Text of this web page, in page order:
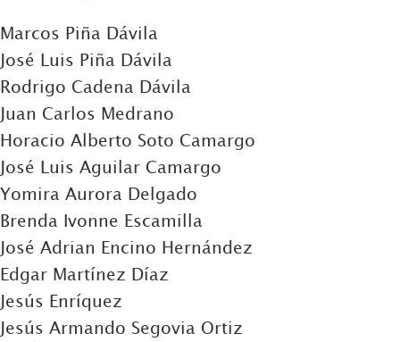
Marcos Piña Dávila
José Luis Piña Dávila
Rodrigo Cadena Dávila
Juan Carlos Medrano
Horacio Alberto Soto Camargo
José Luis Aguilar Camargo
Yomira Aurora Delgado
Brenda Ivonne Escamilla
José Adrian Encino Hernández
Edgar Martínez Díaz
Jesús Enríquez
Jesús Armando Segovia Ortiz